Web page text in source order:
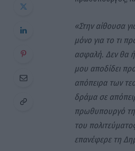
«Στην αίθουσα
μόνο για το τι
ασφαλή. Δεν θα
μου αποδίδει
απόπειρα των
δράμα σε
πρωθυπουργό
του
επανέφερε τη